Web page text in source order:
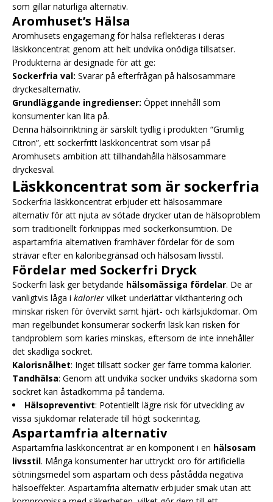
som gillar naturliga alternativ.
Aromhuset’s Hälsa
Aromhusets engagemang för hälsa reflekteras i deras
läskkoncentrat genom att helt undvika onödiga tillsatser.
Produkterna är designade för att ge:
Sockerfria val: Svarar på efterfrågan på hälsosammare
dryckesalternativ.
Grundläggande ingredienser: Öppet innehåll som
konsumenter kan lita på.
Denna hälsoinriktning är särskilt tydlig i produkten “Grumlig
Citron”, ett sockerfritt läskkoncentrat som visar på
Aromhusets ambition att tillhandahålla hälsosammare
dryckesval.
Läskkoncentrat som är sockerfria
Sockerfria läskkoncentrat erbjuder ett hälsosammare
alternativ för att njuta av sötade drycker utan de hälsoproblem
som traditionellt förknippas med sockerkonsumtion. De
aspartamfria alternativen framhäver fördelar för de som
strävar efter en kaloribegränsad och hälsosam livsstil.
Fördelar med Sockerfri Dryck
Sockerfri läsk ger betydande hälsomässiga fördelar. De är
vanligtvis låga i kalorier vilket underlättar vikthantering och
minskar risken för övervikt samt hjärt- och kärlsjukdomar. Om
man regelbundet konsumerar sockerfri läsk kan risken för
tandproblem som karies minskas, eftersom de inte innehåller
det skadliga sockret.
Kalorisnålhet: Inget tillsatt socker ger färre tomma kalorier.
Tandhälsa: Genom att undvika socker undviks skadorna som
sockret kan åstadkomma på tänderna.
Hälsopreventivt: Potentiellt lägre risk för utveckling av
vissa sjukdomar relaterade till högt sockerintag.
Aspartamfria alternativ
Aspartamfria läskkoncentrat är en komponent i en hälsosam
livsstil. Många konsumenter har uttryckt oro för artificiella
sötningsmedel som aspartam och dess påstådda negativa
hälsoeffekter. Aspartamfria alternativ erbjuder smak utan att